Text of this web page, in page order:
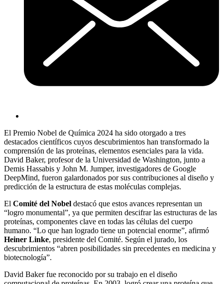
El Premio Nobel de Química 2024 ha sido otorgado a tres
destacados científicos cuyos descubrimientos han transformado la
comprensión de las proteínas, elementos esenciales para la vida.
David Baker, profesor de la Universidad de Washington, junto a
Demis Hassabis y John M. Jumper, investigadores de Google
DeepMind, fueron galardonados por sus contribuciones al diseño y
predicción de la estructura de estas moléculas complejas.
El Comité del Nobel destacó que estos avances representan un
“logro monumental”, ya que permiten descifrar las estructuras de las
proteínas, componentes clave en todas las células del cuerpo
humano. “Lo que han logrado tiene un potencial enorme”, afirmó
Heiner Linke, presidente del Comité. Según el jurado, los
descubrimientos “abren posibilidades sin precedentes en medicina y
biotecnología”.
David Baker fue reconocido por su trabajo en el diseño